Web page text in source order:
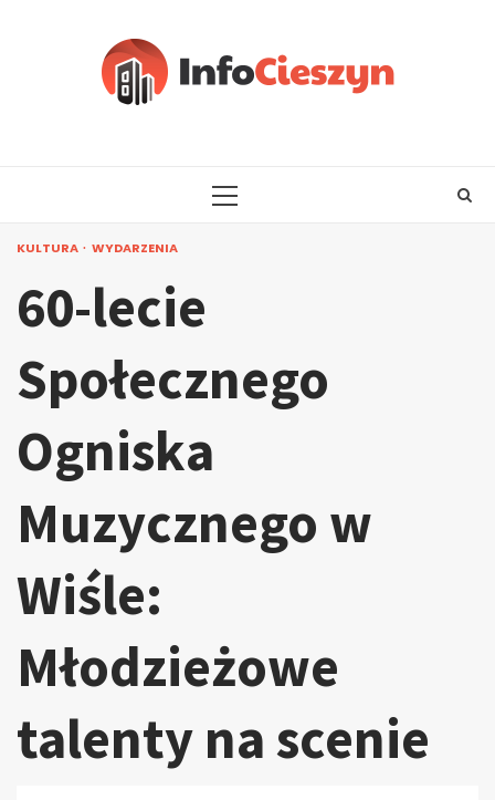
PRIMARY
KULTURA WYDARZENIA
60-lecie
Społecznego
Ogniska
Muzycznego w
Wiśle:
Młodzieżowe
talenty na scenie